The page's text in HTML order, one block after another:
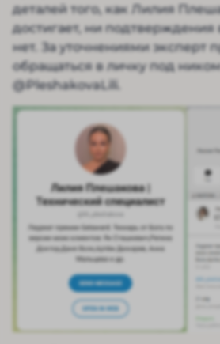
деталей того, как Лилия
достигает, ни
нет. За уточнениями эксперт
обращаться в личку под
@PleshakovaLili.